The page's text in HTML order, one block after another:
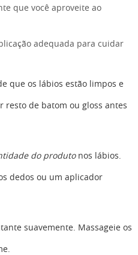
que você aproveite ao
adequada para cuidar
que os lábios estão limpos e
resto de batom ou gloss antes
do produtonos lábios.
dedos ou um aplicador
suavemente. Massageie os